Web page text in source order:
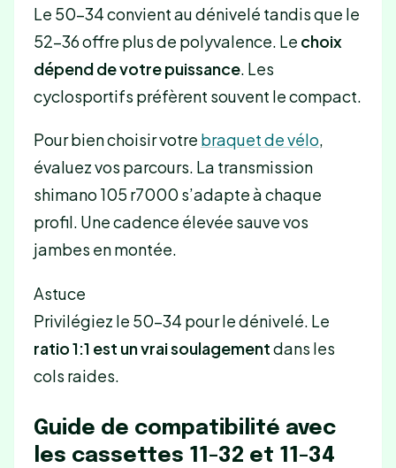
Le 50-34 convient au dénivelé tandis que le
52-36 offre plus de polyvalence. Le choix
dépend de votre puissance. Les
cyclosportifs préfèrent souvent le compact.
Pour bien choisir votre braquet de vélo,
évaluez vos parcours. La transmission
shimano 105 r7000 s’adapte à chaque
profil. Une cadence élevée sauve vos
jambes en montée.
Astuce
Privilégiez le 50-34 pour le dénivelé. Le
ratio 1:1 est un vrai soulagementdans les
cols raides.
Guide de compatibilité avec
les cassettes 11-32 et 11-34